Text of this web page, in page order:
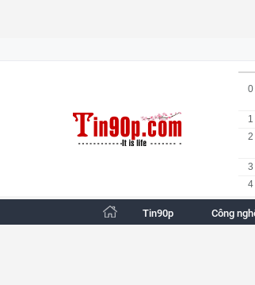
0
1
2
3
4
5
6
Tin90p Công